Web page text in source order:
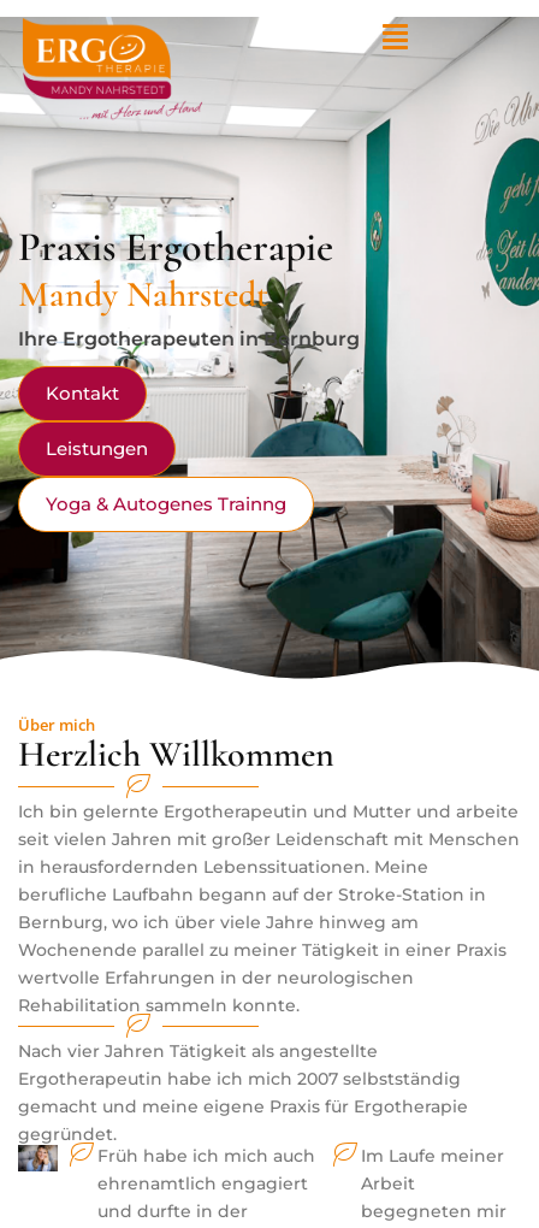
Praxis Ergotherapie
Mandy Nahrstedt
Ihre Ergotherapeuten in Bernburg
Kontakt
Leistungen
Yoga & Autogenes Trainng
Über mich
Herzlich Willkommen
Ich bin gelernte Ergotherapeutin und Mutter und arbeite
seit vielen Jahren mit großer Leidenschaft mit Menschen
in herausfordernden Lebenssituationen. Meine
berufliche Laufbahn begann auf der Stroke-Station in
Bernburg, wo ich über viele Jahre hinweg am
Wochenende parallel zu meiner Tätigkeit in einer Praxis
wertvolle Erfahrungen in der neurologischen
Rehabilitation sammeln konnte.
Nach vier Jahren Tätigkeit als angestellte
Ergotherapeutin habe ich mich 2007 selbstständig
gemacht und meine eigene Praxis für Ergotherapie
gegründet.
Früh habe ich mich auch
ehrenamtlich engagiert
und durfte in der
Im Laufe meiner
Arbeit
begegneten mir